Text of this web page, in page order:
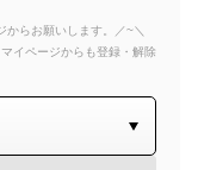
らお願いします。／~＼
イページからも登録・解除